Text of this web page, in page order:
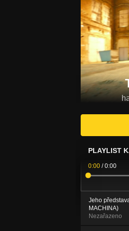
PLAYLIST
0:00 /0:00
Jeho
MACHINA)
Nezařazeno